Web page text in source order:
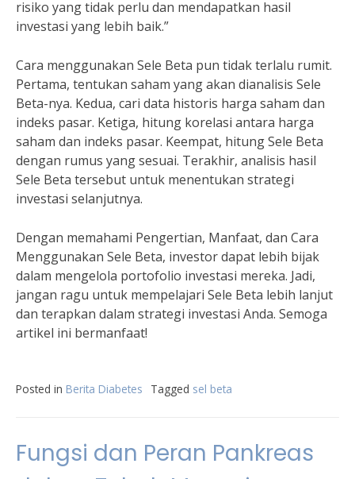
risiko yang tidak perlu dan mendapatkan hasil
investasi yang lebih baik.”
Cara menggunakan Sele Beta pun tidak terlalu rumit.
Pertama, tentukan saham yang akan dianalisis Sele
Beta-nya. Kedua, cari data historis harga saham dan
indeks pasar. Ketiga, hitung korelasi antara harga
saham dan indeks pasar. Keempat, hitung Sele Beta
dengan rumus yang sesuai. Terakhir, analisis hasil
Sele Beta tersebut untuk menentukan strategi
investasi selanjutnya.
Dengan memahami Pengertian, Manfaat, dan Cara
Menggunakan Sele Beta, investor dapat lebih bijak
dalam mengelola portofolio investasi mereka. Jadi,
jangan ragu untuk mempelajari Sele Beta lebih lanjut
dan terapkan dalam strategi investasi Anda. Semoga
artikel ini bermanfaat!
Posted in Berita Diabetes Tagged sel beta
Fungsi dan Peran Pankreas